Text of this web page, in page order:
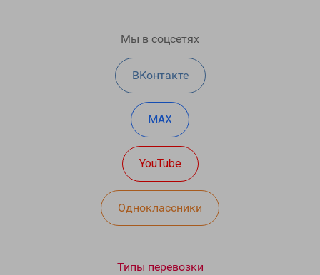
Мы в соцсетях
ВКонтакте
MAX
YouTube
Одноклассники
Типы перевозки